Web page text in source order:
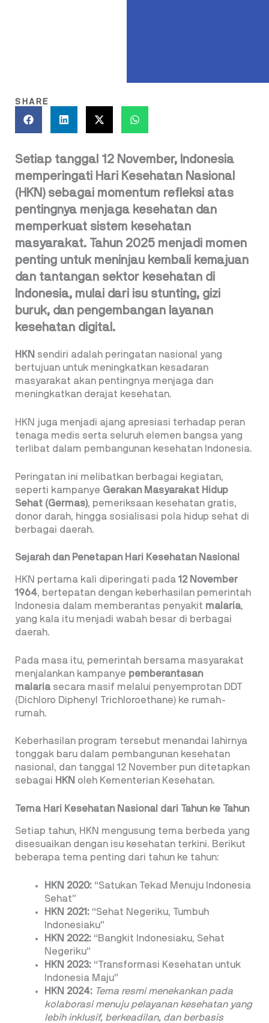
SHARE
Setiap tanggal 12 November, Indonesia
memperingati Hari Kesehatan Nasional
(HKN) sebagai momentum refleksi atas
pentingnya menjaga kesehatan dan
memperkuat sistem kesehatan
masyarakat. Tahun 2025 menjadi momen
penting untuk meninjau kembali kemajuan
dan tantangan sektor kesehatan di
Indonesia, mulai dari isu stunting, gizi
buruk, dan pengembangan layanan
kesehatan digital.
HKN sendiri adalah peringatan nasional yang
bertujuan untuk meningkatkan kesadaran
masyarakat akan pentingnya menjaga dan
meningkatkan derajat kesehatan.
HKN juga menjadi ajang apresiasi terhadap peran
tenaga medis serta seluruh elemen bangsa yang
terlibat dalam pembangunan kesehatan Indonesia.
Peringatan ini melibatkan berbagai kegiatan,
seperti kampanye Gerakan Masyarakat Hidup
Sehat (Germas), pemeriksaan kesehatan gratis,
donor darah, hingga sosialisasi pola hidup sehat di
berbagai daerah.
Sejarah dan Penetapan Hari Kesehatan Nasional
HKN pertama kali diperingati pada 12 November
1964, bertepatan dengan keberhasilan pemerintah
Indonesia dalam memberantas penyakit malaria,
yang kala itu menjadi wabah besar di berbagai
daerah.
Pada masa itu, pemerintah bersama masyarakat
menjalankan kampanye pemberantasan
malaria secara masif melalui penyemprotan DDT
(Dichloro Diphenyl Trichloroethane) ke rumah-
rumah.
Keberhasilan program tersebut menandai lahirnya
tonggak baru dalam pembangunan kesehatan
nasional, dan tanggal 12 November pun ditetapkan
sebagai HKN oleh Kementerian Kesehatan.
Tema Hari Kesehatan Nasional dari Tahun ke Tahun
Setiap tahun, HKN mengusung tema berbeda yang
disesuaikan dengan isu kesehatan terkini. Berikut
beberapa tema penting dari tahun ke tahun:
HKN 2020: “Satukan Tekad Menuju Indonesia
Sehat”
HKN 2021: “Sehat Negeriku, Tumbuh
Indonesiaku”
HKN 2022: “Bangkit Indonesiaku, Sehat
Negeriku”
HKN 2023: “Transformasi Kesehatan untuk
Indonesia Maju”
HKN 2024: Tema resmi menekankan pada
kolaborasi menuju pelayanan kesehatan yang
lebih inklusif, berkeadilan, dan berbasis